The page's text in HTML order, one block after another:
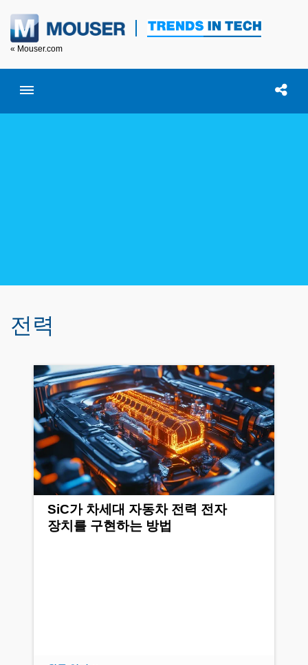
« Mouser.com
Toggle menubar Open 이
전력
SiC가 차세대 자동차 전력 전자
장치를 구현하는 방법